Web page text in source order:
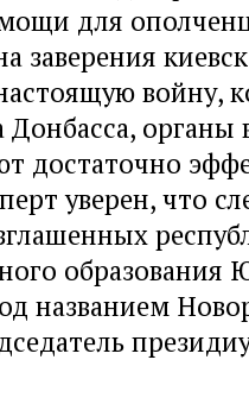
для
заверения
войну,
Донбасса, органы
достаточно
уверен, что
названием